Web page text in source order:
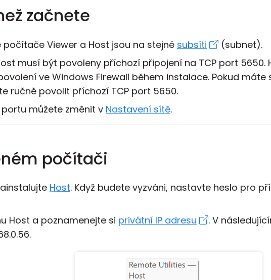
začnete
počítače Viewer a Host jsou na stejné subsíti
(subnet).
musí být povoleny příchozí připojení na TCP port
ve Windows Firewall během instalace. Pokud
ručně povolit příchozí TCP port 5650.
můžete změnit v Nastavení sítě.
počítači
Host. Když budete vyzváni, nastavte heslo pro
Host a poznamenejte si privátní IP adresu
. V